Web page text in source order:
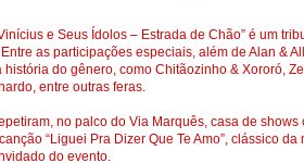
e Seus Ídolos – Estrada de Chão” é um
as participações especiais, além de Alan &
história do gênero, como Chitãozinho & Xororó,
entre outras feras.
no palco do Via Marquês, casa de
“Liguei Pra Dizer Que Te Amo”, clássico
do evento.